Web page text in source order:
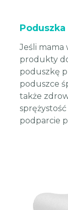
Poduszka
Jeśli
produkty
poduszkę
poduszce
także
podparcie